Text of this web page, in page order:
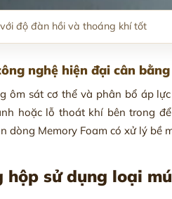
độ đàn hồi và thoáng khí tốt
nghệ hiện đại cân
ôm sát cơ thể và phân bổ áp
hoặc lỗ thoát khí bên trong
dòng Memory Foam có xử lý bề
hộp sử dụng loại